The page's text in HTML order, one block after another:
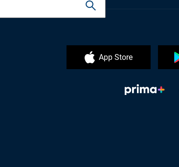
App Store